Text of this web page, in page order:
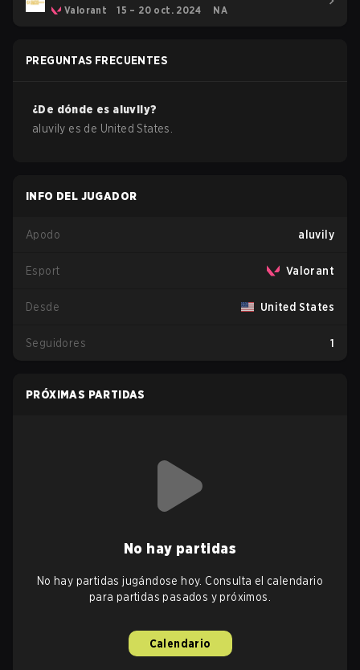
Series 3
Valorant 15 – 20 oct. 2024 NA
PREGUNTAS FRECUENTES
¿De dónde es aluvily?
aluvily es de United States
INFO DEL JUGADOR
Apodo aluvily
Esport Valorant
Desde United States
Seguidores 1
PRÓXIMAS PARTIDAS
No hay partidas
No hay partidas jugándose hoy. Consulta el calendario
para partidas pasados y próximos.
Calendario